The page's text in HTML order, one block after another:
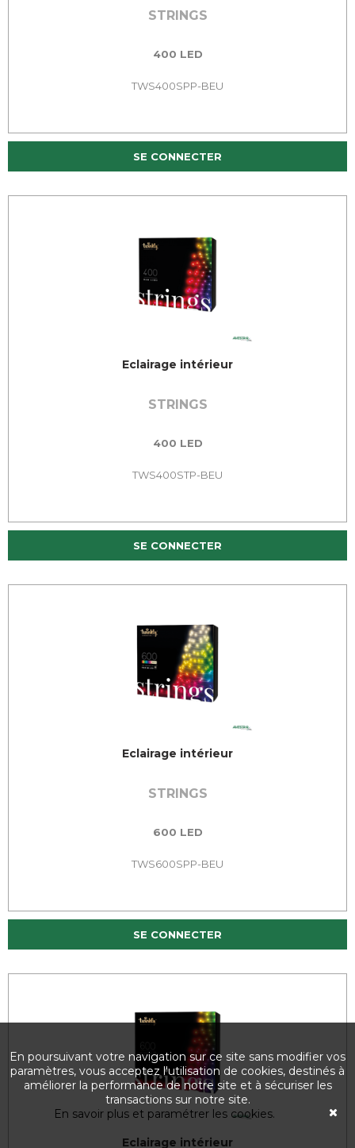
STRINGS
400 LED
TWS400SPP-BEU
SE CONNECTER
Eclairage intérieur
STRINGS
400 LED
TWS400STP-BEU
SE CONNECTER
Eclairage intérieur
STRINGS
600 LED
TWS600SPP-BEU
SE CONNECTER
Eclairage intérieur
En poursuivant votre navigation sur ce site sans modifier vos
paramètres, vous acceptez l'utilisation de cookies, destinés à
améliorer la performance de notre site et à sécuriser les
transactions sur notre site.
En savoir plus et paramétrer les cookies.